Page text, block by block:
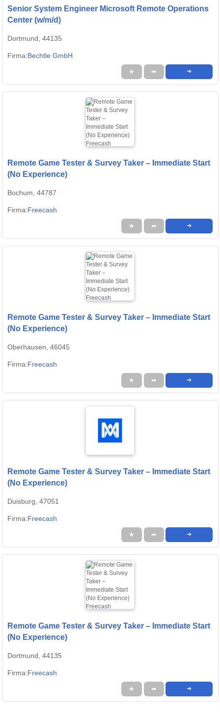
Senior System Engineer Microsoft Remote Operations
Center (w/m/d)
Dortmund, 44135
Firma:Bechtle GmbH
★ ➦ ➜
Remote Game Tester & Survey Taker – Immediate Start
(No Experience)
Bochum, 44787
Firma:Freecash
★ ➦ ➜
Remote Game Tester & Survey Taker – Immediate Start
(No Experience)
Oberhausen, 46045
Firma:Freecash
★ ➦ ➜
Remote Game Tester & Survey Taker – Immediate Start
(No Experience)
Duisburg, 47051
Firma:Freecash
★ ➦ ➜
Remote Game Tester & Survey Taker – Immediate Start
(No Experience)
Dortmund, 44135
Firma:Freecash
★ ➦ ➜